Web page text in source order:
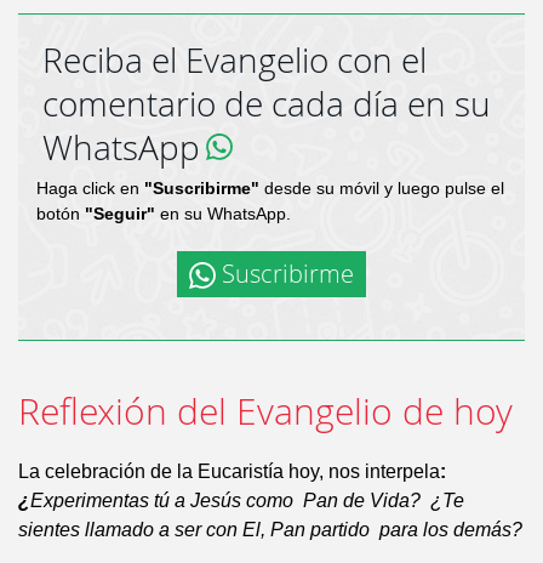
Reciba el Evangelio con el
comentario de cada día en su
WhatsApp
Haga click en "Suscribirme" desde su móvil y luego pulse el
botón "Seguir" en su WhatsApp.
Suscribirme
Reflexión del Evangelio de hoy
La celebración de la Eucaristía hoy, nos interpela:
¿Experimentas tú a Jesús como Pan de Vida? ¿Te
sientes llamado a ser con El, Pan partido para los demás?